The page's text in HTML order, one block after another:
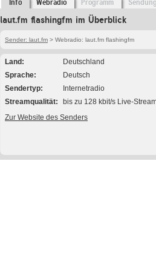
Info Webradio Programm
laut.fm flashingfm im Überblick
Sender: laut.fm > Webradio: laut.fm flashingfm
Land
Deutschland
Sprache
Deutsch
Sendertyp
Internetradio
Streamqualität
bis zu 128 kbit/s Live-
Zur Website des Senders